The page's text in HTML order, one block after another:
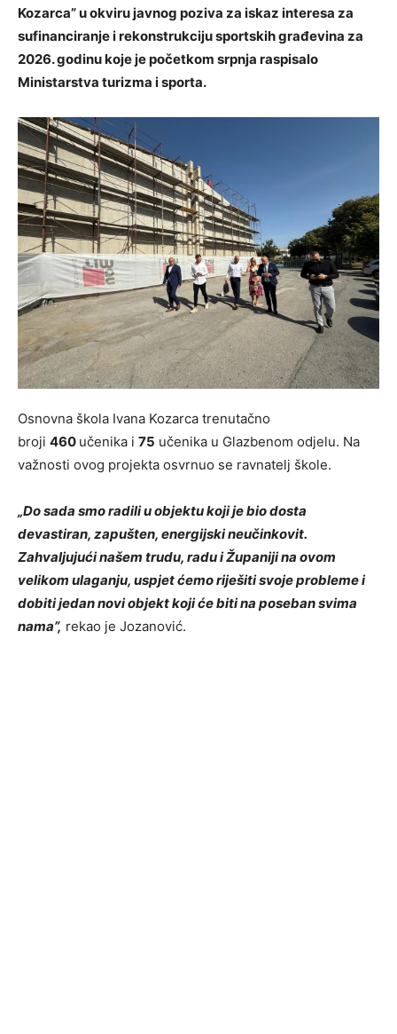
Kozarca” u okviru javnog poziva za iskaz interesa za
sufinanciranje i rekonstrukciju sportskih građevina za
2026. godinu koje je početkom srpnja raspisalo
Ministarstva turizma i sporta.
Osnovna škola Ivana Kozarca trenutačno
broji 460 učenika i 75 učenika u Glazbenom odjelu. Na
važnosti ovog projekta osvrnuo se ravnatelj škole.
„Do sada smo radili u objektu koji je bio dosta
devastiran, zapušten, energijski neučinkovit.
Zahvaljujući našem trudu, radu i Županiji na ovom
velikom ulaganju, uspjet ćemo riješiti svoje probleme i
dobiti jedan novi objekt koji će biti na poseban svima
nama”, rekao je Jozanović.